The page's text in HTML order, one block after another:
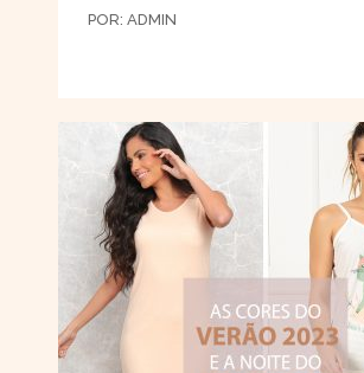
POR: ADMIN